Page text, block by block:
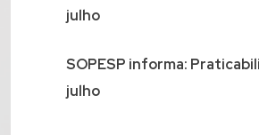
julho
SOPESP informa:
julho